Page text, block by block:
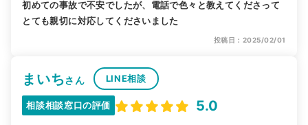
初めての事故で不安でしたが、電話で色々と教えてくださって
とても親切に対応してくださいました
投稿日：2025/02/01
まいちさん LINE相談
相談相談窓口の評価 5.0